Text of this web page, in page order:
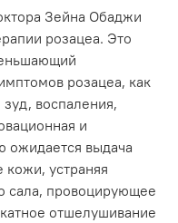
Зейна Обаджи
розацеа. Это
розацеа, как
зуд, воспаления,
и
ожидается выдача
кожи, устраняя
сала, провоцирующее
отшелушивание